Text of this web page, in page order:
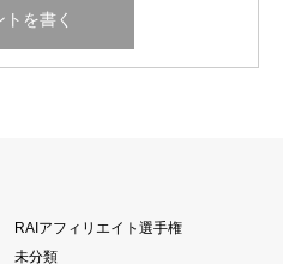
RAIアフィリエイト選手権
未分類